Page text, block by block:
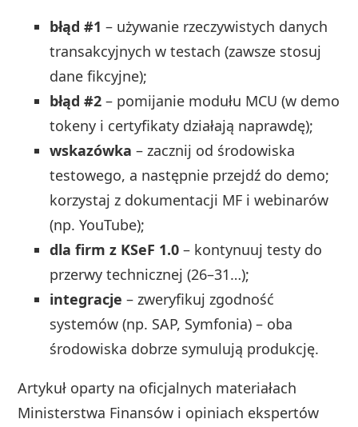
błąd #1 – używanie rzeczywistych danych
transakcyjnych w testach (zawsze stosuj
dane fikcyjne);
błąd #2 – pomijanie modułu MCU (w demo
tokeny i certyfikaty działają naprawdę);
wskazówka – zacznij od środowiska
testowego, a następnie przejdź do demo;
korzystaj z dokumentacji MF i webinarów
(np. YouTube);
dla firm z KSeF 1.0 – kontynuuj testy do
przerwy technicznej (26–31…);
integracje – zweryfikuj zgodność
systemów (np. SAP, Symfonia) – oba
środowiska dobrze symulują produkcję.
Artykuł oparty na oficjalnych materiałach
Ministerstwa Finansów i opiniach ekspertów